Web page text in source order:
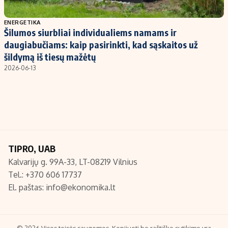
Populiarios temos
Investavimas
Akcijų rinka
Saulės elektrinės
Titulinis
Nedarbo išmokos skaičiuoklė
Redakcija
Apie mus
Redakcijos politika
ENERGETIKA
Šilumos siurbliai individualiems namams ir
daugiabučiams: kaip pasirinkti, kad sąskaitos už
šildymą iš tiesų mažėtų
2026-06-13
TIPRO, UAB
Kalvarijų g. 99A-33, LT-08219 Vilnius
Tel.: +370 606 17737
El. paštas: info@ekonomika.lt